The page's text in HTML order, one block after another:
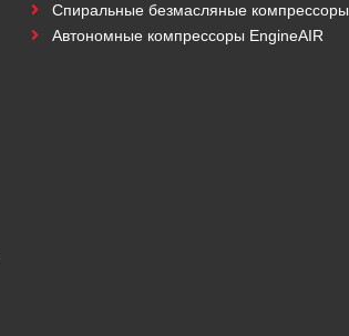
Спиральные безмасляные компрессоры
Автономные компрессоры EngineAIR